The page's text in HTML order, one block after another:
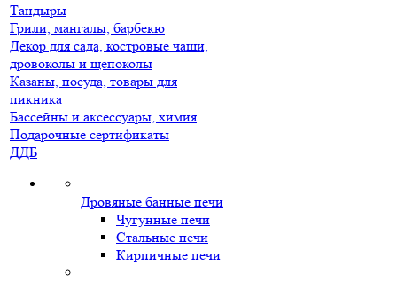
Тандыры
Грили, мангалы, барбекю
Декор для сада, костровые чаши,
дровоколы и щепоколы
Казаны, посуда, товары для
пикника
Бассейны и аксессуары, химия
Подарочные сертификаты
ДДБ
Дровяные банные печи
Чугунные печи
Стальные печи
Кирпичные печи